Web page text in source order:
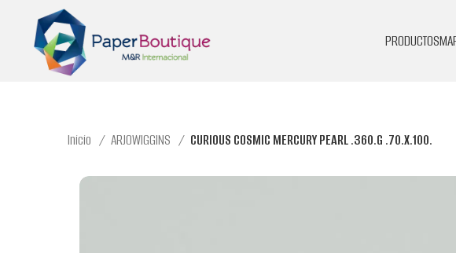
PRODUCTOS
Inicio ARJOWIGGINS CURIOUS COSMIC MERCURY PEARL .360.G .70.X.100.